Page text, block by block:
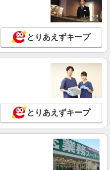
店/ms220101
時給1400円 ◆前払い・日払い・週払いOK
駿河区
詳細を見る
円〜！デイSTAFF♪未経験歓
2125円 ＜日払い有/週払い有/交
ン代含む)＞
とりあえずキープ
とりあえずキープ